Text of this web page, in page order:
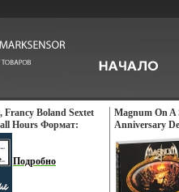
Francy Boland Sextet
Hours Формат:
Дистрибьюторы:
ООО Музыка Италия
Характеристики
инфо 869p.
Подробно
Magnum On A
Anniversary
Формат: 2
Operations
Мьюзик"